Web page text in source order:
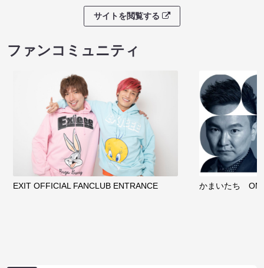
サイトを閲覧する
ファンコミュニティ
EXIT OFFICIAL FANCLUB ENTRANCE かまいたち